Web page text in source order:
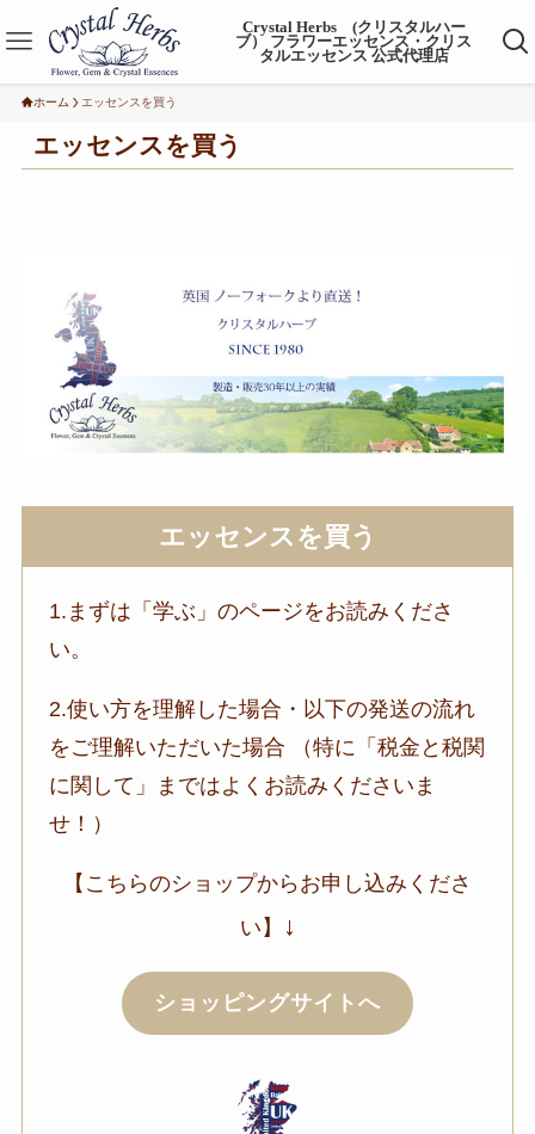
Crystal Herbs (クリスタルハー
ブ） フラワーエッセンス・クリス
タルエッセンス 公式代理店
ホーム エッセンスを買う
エッセンスを買う
エッセンスを買う
1.まずは「学ぶ」のページをお読みくださ
い。
2.使い方を理解した場合・以下の発送の流れ
をご理解いただいた場合 （特に「税金と税関
に関して」まではよくお読みくださいま
せ！）
【こちらのショップからお申し込みくださ
い】
↓
ショッピングサイトへ